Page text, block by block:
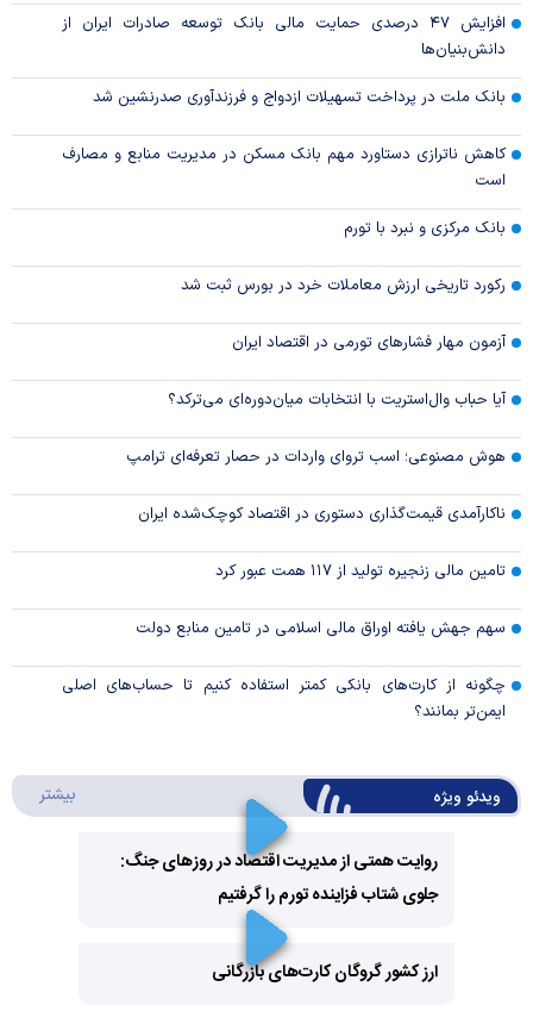
افزایش ۴۷ درصدی حمایت مالی بانک توسعه صادرات ایران از
دانش‌بنیان‌ها
بانک ملت در پرداخت تسهیلات ازدواج و فرزندآوری صدرنشین شد
کاهش ناترازی دستاورد مهم بانک مسکن در مدیریت منابع و مصارف
است
بانک مرکزی و نبرد با تورم
رکورد تاریخی ارزش معاملات خرد در بورس ثبت شد
آزمون مهار فشار‌های تورمی در اقتصاد ایران
آیا حباب وال‌استریت با انتخابات میان‌دوره‌ای می‌ترکد؟
هوش مصنوعی؛ اسب تروای واردات در حصار تعرفه‌ای ترامپ
ناکارآمدی قیمت‌گذاری دستوری در اقتصاد کوچک‌شده ایران
تامین مالی زنجیره تولید از ۱۱۷ همت عبور کرد
سهم جهش یافته اوراق مالی اسلامی در تامین منابع دولت
چگونه از کارت‌های بانکی کمتر استفاده کنیم تا حساب‌های اصلی
ایمن‌تر بمانند؟
ویدئو ویژه بیشتر
Play
Video
روایت همتی از مدیریت اقتصاد در روزهای جنگ:
جلوی شتاب فزاینده تورم را گرفتیم
ارز کشور گروگان کارت‌های بازرگانی